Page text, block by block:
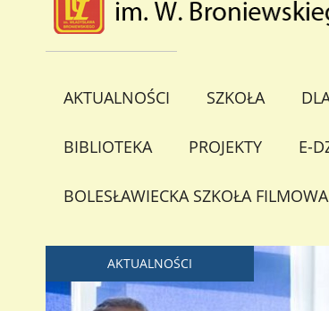
AKTUALNOŚCI SZKOŁA
BIBLIOTEKA PROJEKTY E-
BOLESŁAWIECKA SZKOŁA FILMOWA
AKTUALNOŚCI